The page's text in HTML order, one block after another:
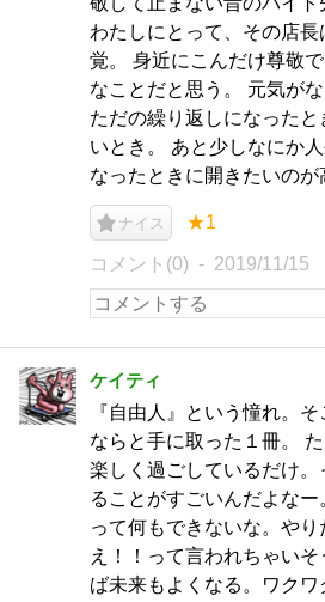
わたしにとって、その店
覚。 身近にこんだけ尊敬
なことだと思う。 元気が
ただの繰り返しになった
いとき。 あと少しなにか
なったときに開きたいのが
ナイス ★1
コメント(0) 2019/11/15
ケイティ
『自由人』という憧れ。
ならと手に取った１冊。
楽しく過ごしているだけ
ることがすごいんだよな
って何もできないな。や
え！！って言われちゃい
ば未来もよくなる。ワクワ